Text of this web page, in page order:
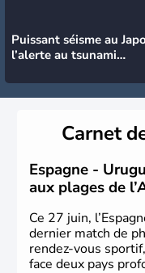
Puissant séisme au
l’alerte au tsunami
Carnet
Espagne -
aux plages de
Ce 27 juin,
dernier match de
rendez-vous
face deux pays